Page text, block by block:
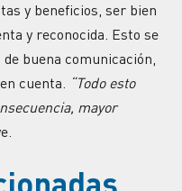
y beneficios, ser bien
y reconocida. Esto se
buena comunicación,
cuenta. “Todo esto
mayor